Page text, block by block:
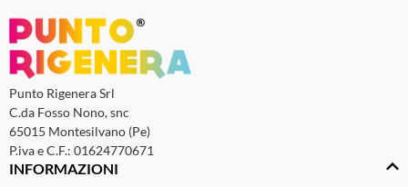
Punto Rigenera Srl
C.da Fosso Nono, snc
65015 Montesilvano (Pe)
P.iva e C.F.: 01624770671
INFORMAZIONI